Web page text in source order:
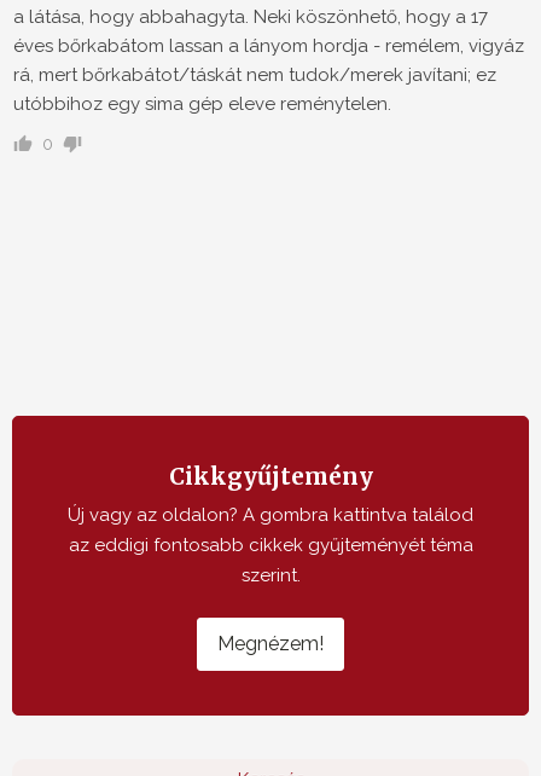
a látása, hogy abbahagyta. Neki köszönhető, hogy a 17
éves bőrkabátom lassan a lányom hordja - remélem, vigyáz
rá, mert bőrkabátot/táskát nem tudok/merek javítani; ez
utóbbihoz egy sima gép eleve reménytelen.
0
Cikkgyűjtemény
Új vagy az oldalon? A gombra kattintva találod
az eddigi fontosabb cikkek gyűjteményét téma
szerint.
Megnézem!